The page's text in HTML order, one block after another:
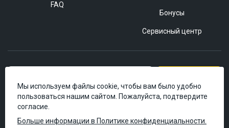
FAQ
Бонусы
Сервисный центр
Мы используем файлы cookie, чтобы вам было удобно
пользоваться нашим сайтом. Пожалуйста, подтвердите
согласие.
Больше информации в Политике конфиденциальности.